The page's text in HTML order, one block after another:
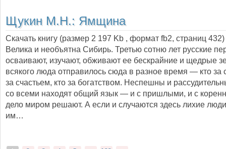
Щукин М.Н.: Ямщина
Скачать книгу (размер 2 197 Kb , формат fb2, страниц 432
Велика и необъятна Сибирь. Третью сотню лет русские
осваи­вают, изучают, обживают ее бескрайние и щедрые
всякого люда отправилось сюда в разное время — кто за
за счастьем, кто за богат­ством. Неспешны и
со всеми находят общий язык — и с пришлыми, и с
дело миром решают. А если и случаются здесь лихие
им…